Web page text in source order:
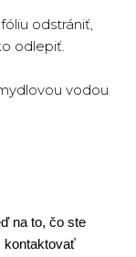
odstrániť,
odlepiť.
vodou
na to, čo ste
kontaktovať